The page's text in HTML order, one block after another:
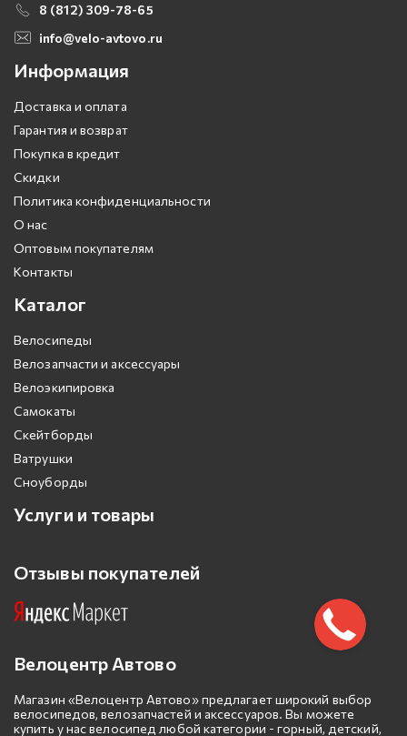
8 (812) 309-78-65
info@velo-avtovo.ru
Информация
Доставка и оплата
Гарантия и возврат
Покупка в кредит
Скидки
Политика конфиденциальности
О нас
Оптовым покупателям
Контакты
Каталог
Велосипеды
Велозапчасти и аксессуары
Велоэкипировка
Самокаты
Скейтборды
Ватрушки
Сноуборды
Услуги и товары
Отзывы покупателей
Велоцентр Автово
Магазин «Велоцентр Автово» предлагает широкий выбор
велосипедов, велозапчастей и аксессуаров. Вы можете
купить у нас велосипед любой категории - горный, детский,